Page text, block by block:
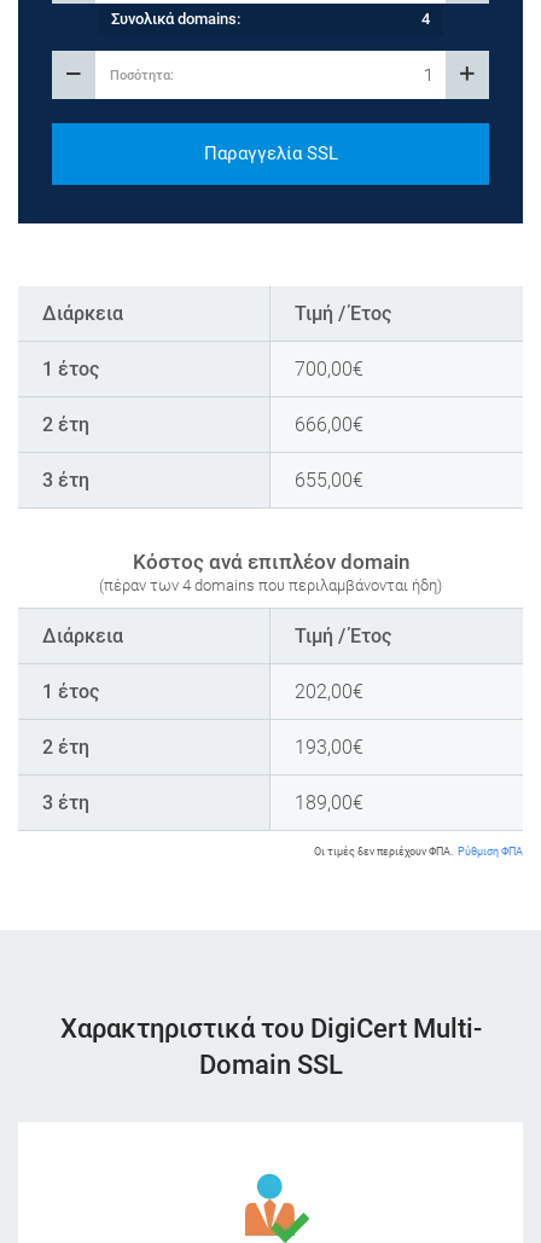
Συνολικά domains: 4
Παραγγελία SSL
Διάρκεια Τιμή / Έτος
1 έτος 700,00€
2 έτη 666,00€
3 έτη 655,00€
Κόστος ανά επιπλέον domain
(πέραν των 4 domains που περιλαμβάνονται ήδη)
Διάρκεια Τιμή / Έτος
1 έτος 202,00€
2 έτη 193,00€
3 έτη 189,00€
Οι τιμές δεν περιέχουν ΦΠΑ. Ρύθμιση ΦΠΑ
Χαρακτηριστικά του DigiCert Multi-
Domain SSL